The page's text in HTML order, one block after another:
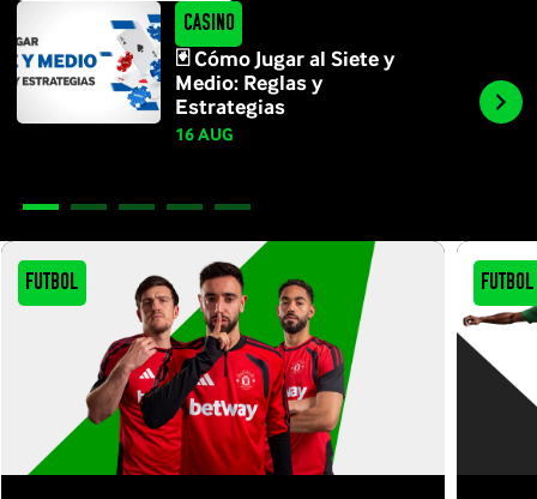
Casino
🃏 Cómo Jugar al Siete y
Medio: Reglas y
Estrategias
16 AUG
Futbol Futbol